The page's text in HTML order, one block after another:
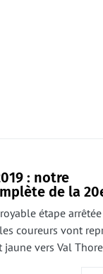
: notre
de la
étape
coureurs vont
vers Val